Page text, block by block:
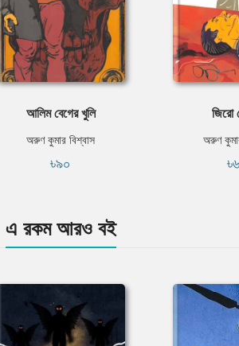
আলিম বেগের খুলি
অরুণ কুমার বিশ্বাস
৳৯০
জিরো
অরুণ
এ রকম আরও বই